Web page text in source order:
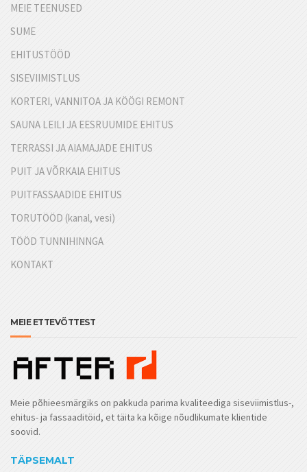
MEIE TEENUSED
SUME
EHITUSTÖÖD
SISEVIIMISTLUS
KORTERI, VANNITOA JA KÖÖGI REMONT
SAUNA LEILI JA EESRUUMIDE EHITUS
TERRASSI JA AIAMAJADE EHITUS
PUIT JA VÕRKAIA EHITUS
PUITFASSAADIDE EHITUS
TORUTÖÖD (kanal, vesi)
TÖÖD TUNNIHINNGA
KONTAKT
MEIE ETTEVÕTTEST
Meie põhieesmärgiks on pakkuda parima kvaliteediga siseviimistlus-,
ehitus- ja fassaaditöid, et täita ka kõige nõudlikumate klientide
soovid.
TÄPSEMALT